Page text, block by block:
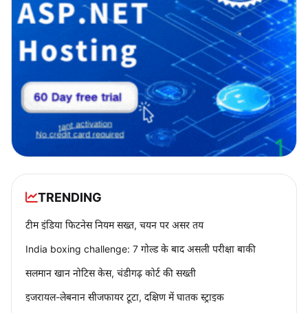
TRENDING
टीम इंडिया फिटनेस नियम सख्त, चयन पर असर तय
India boxing challenge: 7 गोल्ड के बाद असली परीक्षा बाकी
सलमान खान नोटिस केस, चंडीगढ़ कोर्ट की सख्ती
इजरायल-लेबनान सीजफायर टूटा, दक्षिण में घातक स्ट्राइक